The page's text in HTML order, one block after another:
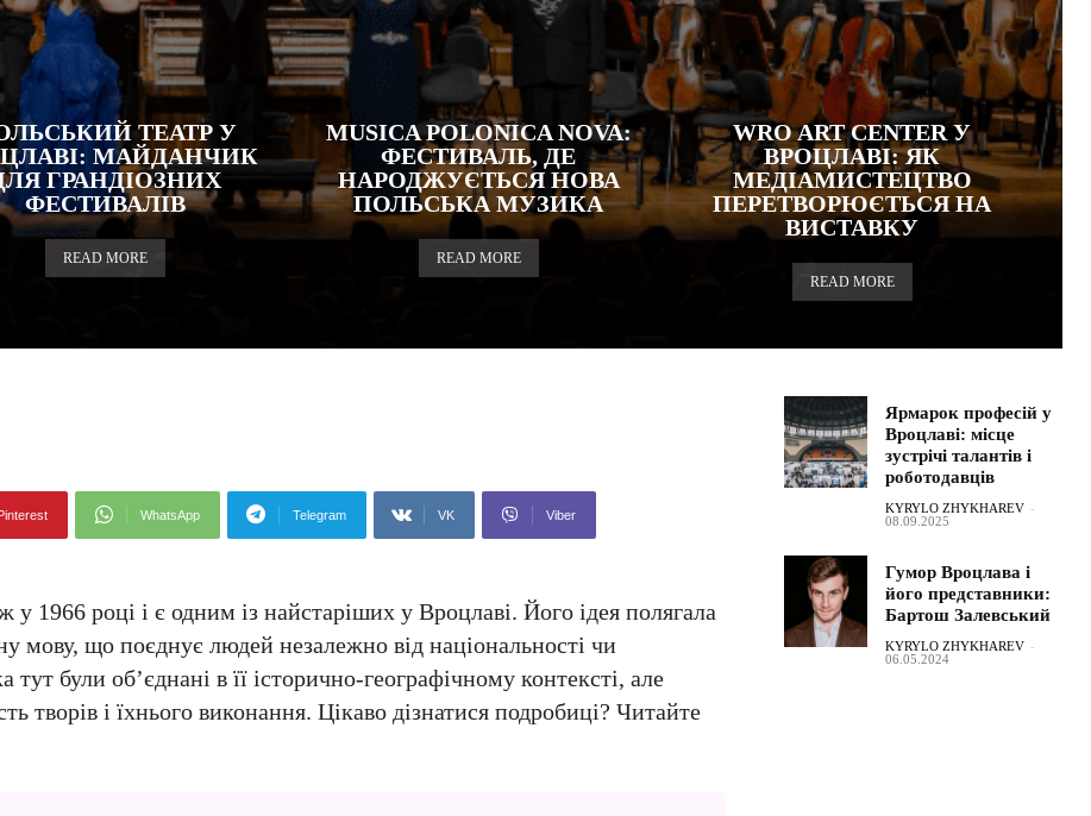
ТЕАТР У
МАЙДАНЧИК
ГРАНДІОЗНИХ
ФЕСТИВАЛІВ
READ MORE
MUSICA POLONICA NOVA:
ФЕСТИВАЛЬ, ДЕ
НАРОДЖУЄТЬСЯ НОВА
ПОЛЬСЬКА МУЗИКА
READ MORE
WRO ART CENTER У
ВРОЦЛАВІ: ЯК
МЕДІАМИСТЕЦТВО
ПЕРЕТВОРЮЄТЬСЯ НА
ВИСТАВКУ
READ MORE
WhatsApp Telegram VK Viber
1966 році і є одним із найстаріших у Вроцлаві. Його ідея полягала
мову, що поєднує людей незалежно від національності чи
були об’єднані в її історично-географічному контексті, але
творів і їхнього виконання. Цікаво дізнатися подробиці? Читайте
Ярмарок професій у
Вроцлаві: місце
зустрічі талантів і
роботодавців
KYRYLO ZHYKHAREV -
08.09.2025
Гумор Вроцлава і
його представники:
Бартош Залевський
KYRYLO ZHYKHAREV -
06.05.2024